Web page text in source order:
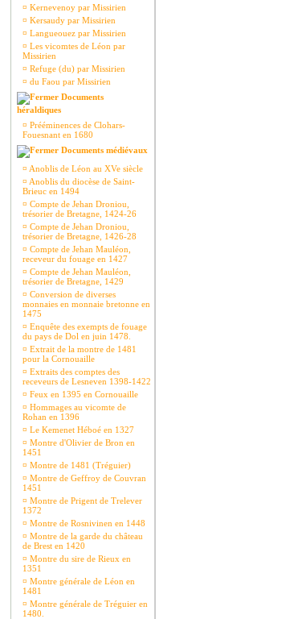
¤ Kernevenoy par Missirien
¤ Kersaudy par Missirien
¤ Langueouez par Missirien
¤ Les vicomtes de Léon par
Missirien
¤ Refuge (du) par Missirien
¤ du Faou par Missirien
Documents
héraldiques
¤ Prééminences de Clohars-
Fouesnant en 1680
Documents médiévaux
¤ Anoblis de Léon au XVe siècle
¤ Anoblis du diocèse de Saint-
Brieuc en 1494
¤ Compte de Jehan Droniou,
trésorier de Bretagne, 1424-26
¤ Compte de Jehan Droniou,
trésorier de Bretagne, 1426-28
¤ Compte de Jehan Mauléon,
receveur du fouage en 1427
¤ Compte de Jehan Mauléon,
trésorier de Bretagne, 1429
¤ Conversion de diverses
monnaies en monnaie bretonne en
1475
¤ Enquête des exempts de fouage
du pays de Dol en juin 1478.
¤ Extrait de la montre de 1481
pour la Cornouaille
¤ Extraits des comptes des
receveurs de Lesneven 1398-1422
¤ Feux en 1395 en Cornouaille
¤ Hommages au vicomte de
Rohan en 1396
¤ Le Kemenet Héboé en 1327
¤ Montre d'Olivier de Bron en
1451
¤ Montre de 1481 (Tréguier)
¤ Montre de Geffroy de Couvran
1451
¤ Montre de Prigent de Trelever
1372
¤ Montre de Rosnivinen en 1448
¤ Montre de la garde du château
de Brest en 1420
¤ Montre du sire de Rieux en
1351
¤ Montre générale de Léon en
1481
¤ Montre générale de Tréguier en
1480.